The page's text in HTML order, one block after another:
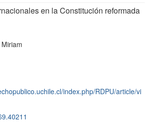
en la Constitución reformada
index.php/RDPU/article/vi